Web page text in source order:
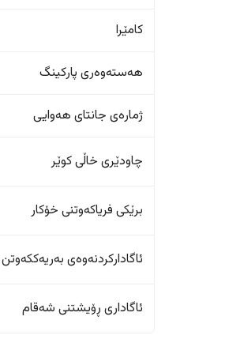
کامێرا
هەستەوەری پارکینگ
ژمارەی جانتای هەوایی
چاودێری خاڵی کوێر
برێکی فریاکەوتنی خۆکار
ئاگادارکردنەوەی
ئاگاداری ڕۆیشتنی شەقام